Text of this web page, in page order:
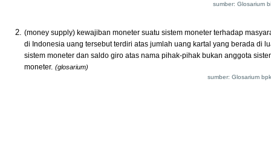
sumber: Glosarium
(money supply) kewajiban moneter suatu sistem moneter terhadap
di Indonesia uang tersebut terdiri atas jumlah uang kartal yang berada di
sistem moneter dan saldo giro atas nama pihak-pihak bukan anggota
moneter. (glosarium)
sumber: Glosarium